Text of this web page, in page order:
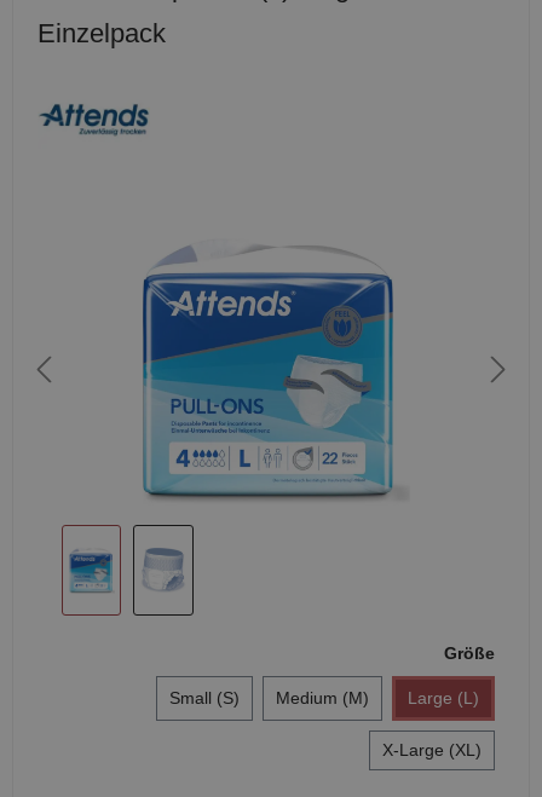
Einzelpack
Größe
Small (S) Medium (M) Large (L)
X-Large (XL)